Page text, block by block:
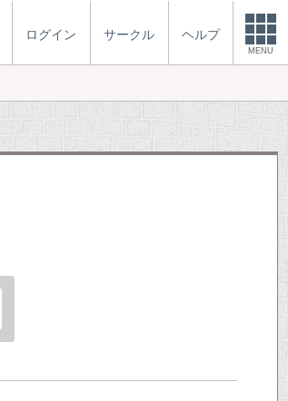
ログイン サークル ヘルプ
MENU